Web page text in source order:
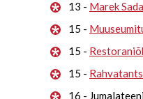
13 - Marek
15 -
15 -
15 -
16 -